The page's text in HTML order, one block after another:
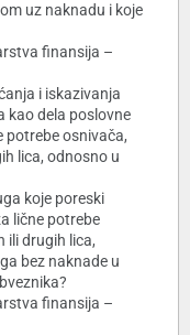
uz naknadu i koje
finansija –
i iskazivanja
kao dela poslovne
potrebe osnivača,
lica, odnosno u
koje poreski
lične potrebe
ili drugih lica,
bez naknade u
finansija –